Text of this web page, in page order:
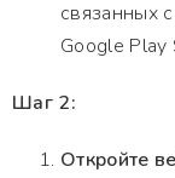
связанных
Google Play
Шаг 2:
Откройте